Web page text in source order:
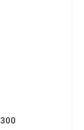
300